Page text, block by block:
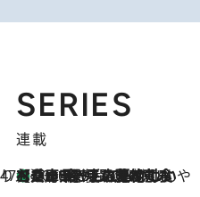
SERIES
連載
47都道府県の手みやげ ひんやりスイーツで夏を満喫
2026.8.8
【兵庫県】この夏絶対食べたい 冷やしておいしいおやつ3選 淡路島の恵みをジェラートに集約